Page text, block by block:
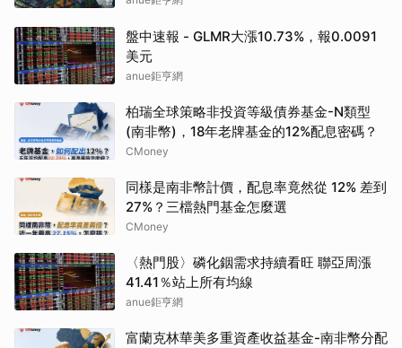
盤中速報 - GLMR大漲10.73%，報0.0091
美元
anue鉅亨網
柏瑞全球策略非投資等級債券基金-N類型
(南非幣)，18年老牌基金的12%配息密碼？
CMoney
同樣是南非幣計價，配息率竟然從 12% 差到
27%？三檔熱門基金怎麼選
CMoney
〈熱門股〉磷化銦需求持續看旺 聯亞周漲
41.41％站上所有均線
anue鉅亨網
富蘭克林華美多重資產收益基金-南非幣分配